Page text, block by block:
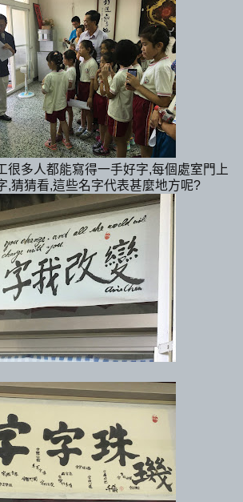
很多人都能寫得一手好字,每個處室門上
,猜猜看,這些名字代表甚麼地方呢?